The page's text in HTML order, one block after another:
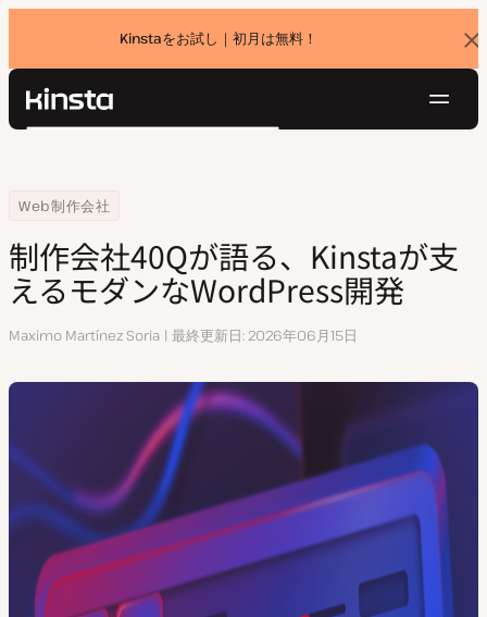
Kinstaをお試し｜初月は無料！
バ
ナ
Kinsta®
ョ
価格設定
お問い合わせ
検
Home
リソースセンター
Web制作会社
制作会社40Qが語る、Kinstaが支えるモダンなWordPress開発
制作会社40Qが語る、Kinstaが支
えるモダンなWordPress開発
執
Maximo Martínez Soria 最終更新日 2026年06月15日